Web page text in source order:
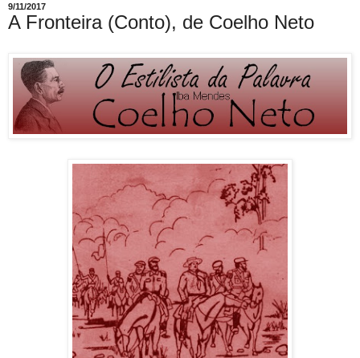
9/11/2017
A Fronteira (Conto), de Coelho Neto